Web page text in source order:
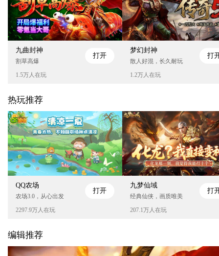
九曲封神
割草高爆
1.5万人在玩
打开
梦幻封神
散人好混，长久耐玩
1.2万人在玩
打
热玩推荐
QQ农场
农场3.0，从心出发
2297.9万人在玩
打开
九梦仙域
经典仙侠，画质唯美
207.1万人在玩
打
编辑推荐